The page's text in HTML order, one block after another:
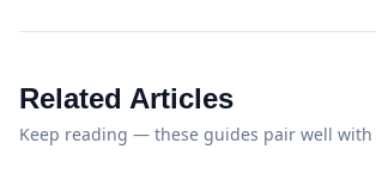
Related Articles
Keep reading — these guides pair well with